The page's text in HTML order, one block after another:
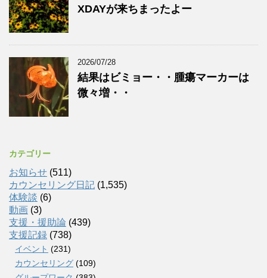
XDAYが来ちまったよー
2026/07/28
結果はビミョー・・腫瘍マーカーは
微々増・・
カテゴリー
お知らせ (511)
カウンセリング日記 (1,535)
体験談 (6)
動画 (3)
支援・援助論 (439)
支援記録 (738)
イベント (231)
カウンセリング (109)